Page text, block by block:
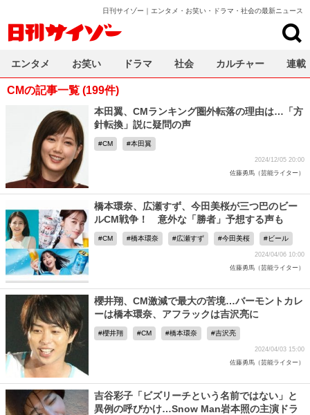
日刊サイゾー｜エンタメ・お笑い・ドラマ・社会の最新ニュース
CMの記事一覧 (199件)
本田翼、CMランキング圏外転落の理由は…「方
針転換」説に疑問の声
CM 本田翼
2024/12/05 20:00
佐藤勇馬（芸能ライター）
橋本環奈、広瀬すず、今田美桜が三つ巴のビー
ルCM戦争！ 意外な「勝者」予想する声も
CM 橋本環奈 広瀬すず 今田美桜 ビール
2024/04/06 10:00
佐藤勇馬（芸能ライター）
櫻井翔、CM激減で最大の苦境…バーモントカレ
ーは橋本環奈、アフラックは吉沢亮に
櫻井翔 CM 橋本環奈 吉沢亮
2024/04/03 15:00
佐藤勇馬（芸能ライター）
吉谷彩子「ビズリーチという名前ではない」と
異例の呼びかけ…Snow Man岩本照の主演ドラ
エンタメ お笑い ドラマ 社会 カルチャー 連載